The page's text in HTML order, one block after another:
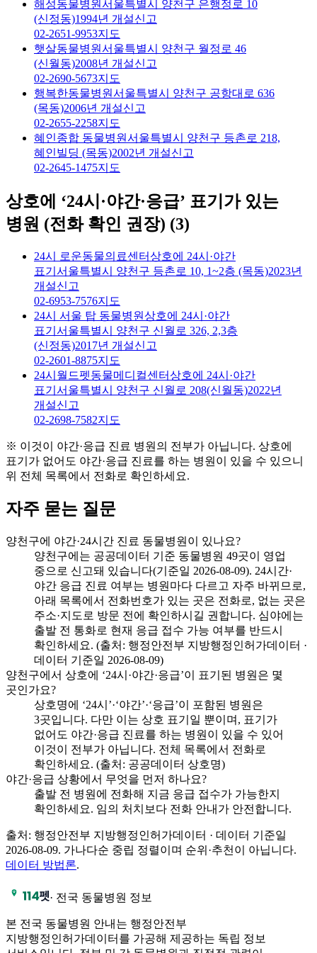
해성동물병원서울특별시 양천구 은행정로 10
(신정동)1994년 개설신고
02-2651-9953지도
햇살동물병원서울특별시 양천구 월정로 46
(신월동)2008년 개설신고
02-2690-5673지도
행복한동물병원서울특별시 양천구 공항대로 636
(목동)2006년 개설신고
02-2655-2258지도
혜인종합 동물병원서울특별시 양천구 등촌로 218,
혜인빌딩 (목동)2002년 개설신고
02-2645-1475지도
상호에 ‘24시·야간·응급’ 표기가 있는
병원 (전화 확인 권장) (3)
24시 로운동물의료센터상호에 24시·야간
표기 서울특별시 양천구 등촌로 10, 1~2층 (목동)2023년
개설신고
02-6953-7576지도
24시 서울 탑 동물병원상호에 24시·야간
표기 서울특별시 양천구 신월로 326, 2,3층
(신정동)2017년 개설신고
02-2601-8875지도
24시월드펫동물메디컬센터상호에 24시·야간
표기 서울특별시 양천구 신월로 208(신월동)2022년
개설신고
02-2698-7582지도
※ 이것이 야간·응급 진료 병원의 전부가 아닙니다. 상호에
표기가 없어도 야간·응급 진료를 하는 병원이 있을 수 있으니
위 전체 목록에서 전화로 확인하세요.
자주 묻는 질문
양천구에 야간·24시간 진료 동물병원이 있나요?
양천구에는 공공데이터 기준 동물병원 49곳이 영업
중으로 신고돼 있습니다(기준일 2026-08-09). 24시간·
야간 응급 진료 여부는 병원마다 다르고 자주 바뀌므로,
아래 목록에서 전화번호가 있는 곳은 전화로, 없는 곳은
주소·지도로 방문 전에 확인하시길 권합니다. 심야에는
출발 전 통화로 현재 응급 접수 가능 여부를 반드시
확인하세요. (출처: 행정안전부 지방행정인허가데이터 ·
데이터 기준일 2026-08-09)
양천구에서 상호에 ‘24시·야간·응급’이 표기된 병원은 몇
곳인가요?
상호명에 ‘24시’·‘야간’·‘응급’이 포함된 병원은
3곳입니다. 다만 이는 상호 표기일 뿐이며, 표기가
없어도 야간·응급 진료를 하는 병원이 있을 수 있어
이것이 전부가 아닙니다. 전체 목록에서 전화로
확인하세요. (출처: 공공데이터 상호명)
야간·응급 상황에서 무엇을 먼저 하나요?
출발 전 병원에 전화해 지금 응급 접수가 가능한지
확인하세요. 임의 처치보다 전화 안내가 안전합니다.
출처: 행정안전부 지방행정인허가데이터 · 데이터 기준일
2026-08-09. 가나다순 중립 정렬이며 순위·추천이 아닙니다.
데이터 방법론.
· 전국 동물병원 정보
본 전국 동물병원 안내는 행정안전부
지방행정인허가데이터를 가공해 제공하는 독립 정보